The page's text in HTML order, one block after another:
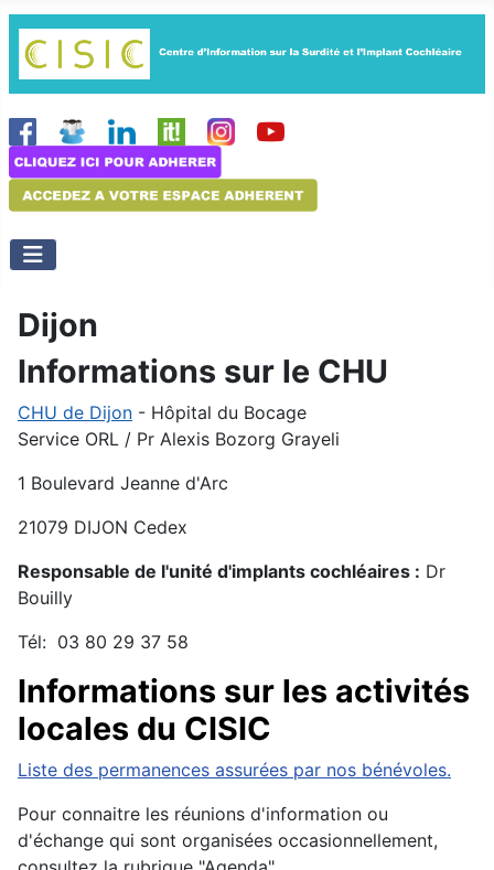
Dijon
Informations sur le CHU
CHU de Dijon - Hôpital du Bocage
Service ORL / Pr Alexis Bozorg Grayeli
1 Boulevard Jeanne d'Arc
21079 DIJON Cedex
Responsable de l'unité d'implants cochléaires : Dr
Bouilly
Tél: 03 80 29 37 58
Informations sur les activités
locales du CISIC
Liste des permanences assurées par nos bénévoles.
Pour connaitre les réunions d'information ou
d'échange qui sont organisées occasionnellement,